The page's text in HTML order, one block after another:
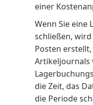
einer
Wenn Sie eine
schließen,
Posten
Artikeljournals
die Zeit, das
die Periode